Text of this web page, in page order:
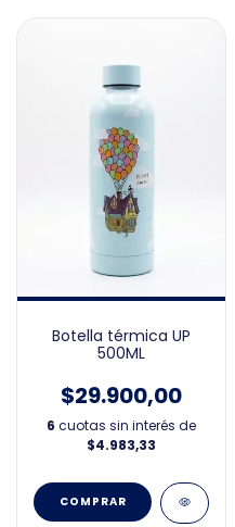
Botella térmica UP
500ML
$29.900,00
6 cuotas sin interés de
$4.983,33